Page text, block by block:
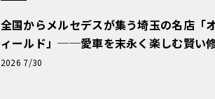
全国からメルセデスが集う埼玉の名店「
ィールド」──愛車を末永く楽しむ賢い
と、プロがフックス製オイルを選ぶ理由〈
2026 7/30